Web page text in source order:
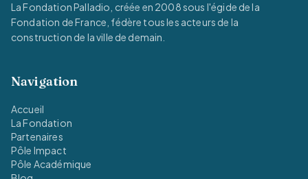
La Fondation Palladio, créée en 2008 sous l'égide de la
Fondation de France, fédère tous les acteurs de la
construction de la ville de demain.
Navigation
Accueil
La Fondation
Partenaires
Pôle Impact
Pôle Académique